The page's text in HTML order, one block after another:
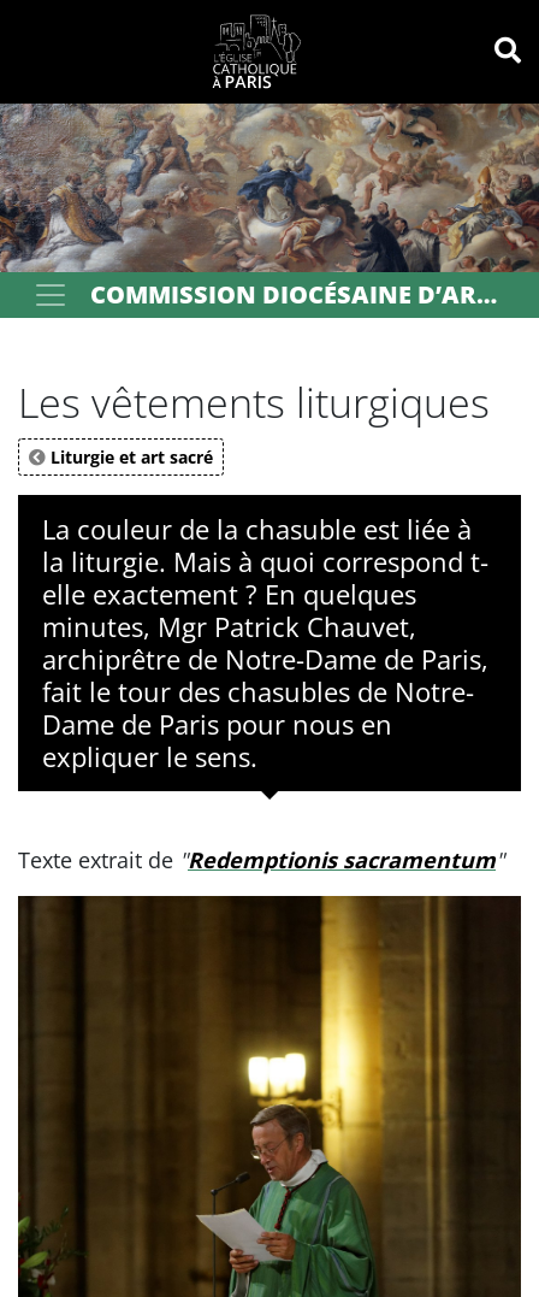
Votre recherche OK
COMMISSION DIOCÉSAINE D’ART SACRÉ DE PARIS
Les vêtements liturgiques
Liturgie et art sacré
La couleur de la chasuble est liée à
la liturgie. Mais à quoi correspond t-
elle exactement ? En quelques
minutes, Mgr Patrick Chauvet,
archiprêtre de Notre-Dame de Paris,
fait le tour des chasubles de Notre-
Dame de Paris pour nous en
expliquer le sens.
Texte extrait de "Redemptionis sacramentum"
Panneau de gestion des cookies